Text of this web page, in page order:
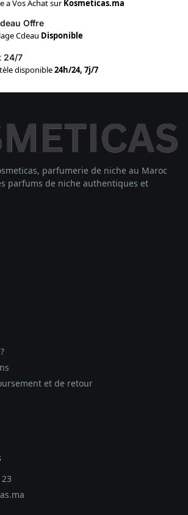
a Vos Achat surKosmeticas.ma
Offre
Cdeau Disponible
24/7
disponible24h/24, 7j/7
parfumerie de niche au Maroc
parfums de niche authentiques et
et de retour